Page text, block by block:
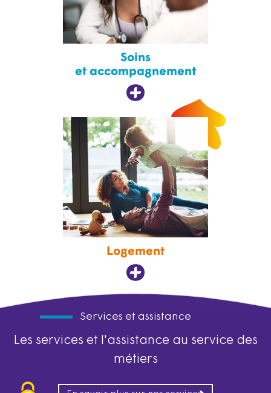
Soins
et accompagnement
Logement
Services et assistance
Les services et l'assistance au service des
métiers